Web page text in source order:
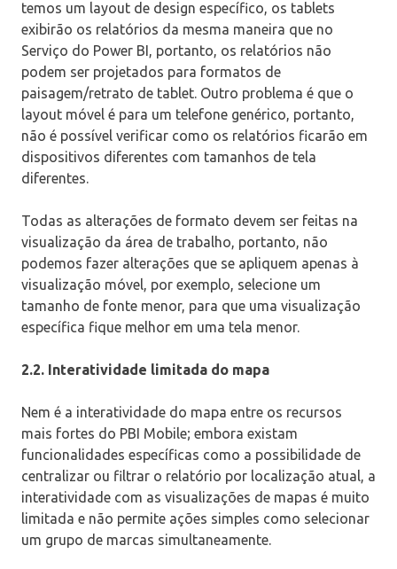
temos um layout de design específico, os tablets
exibirão os relatórios da mesma maneira que no
Serviço do Power BI, portanto, os relatórios não
podem ser projetados para formatos de
paisagem/retrato de tablet. Outro problema é que o
layout móvel é para um telefone genérico, portanto,
não é possível verificar como os relatórios ficarão em
dispositivos diferentes com tamanhos de tela
diferentes.
Todas as alterações de formato devem ser feitas na
visualização da área de trabalho, portanto, não
podemos fazer alterações que se apliquem apenas à
visualização móvel, por exemplo, selecione um
tamanho de fonte menor, para que uma visualização
específica fique melhor em uma tela menor.
2.2. Interatividade limitada do mapa
Nem é a interatividade do mapa entre os recursos
mais fortes do PBI Mobile; embora existam
funcionalidades específicas como a possibilidade de
centralizar ou filtrar o relatório por localização atual, a
interatividade com as visualizações de mapas é muito
limitada e não permite ações simples como selecionar
um grupo de marcas simultaneamente.